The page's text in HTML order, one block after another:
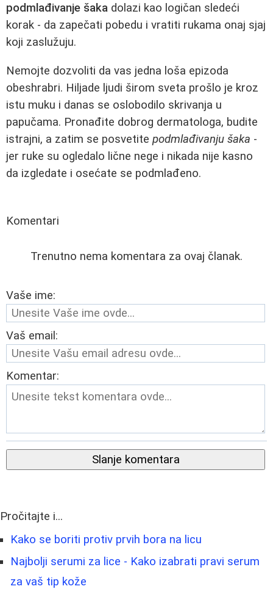
podmlađivanje šaka dolazi kao logičan sledeći
korak - da zapečati pobedu i vratiti rukama onaj sjaj
koji zaslužuju.
Nemojte dozvoliti da vas jedna loša epizoda
obeshrabri. Hiljade ljudi širom sveta prošlo je kroz
istu muku i danas se oslobodilo skrivanja u
papučama. Pronađite dobrog dermatologa, budite
istrajni, a zatim se posvetite podmlađivanju šaka -
jer ruke su ogledalo lične nege i nikada nije kasno
da izgledate i osećate se podmlađeno.
Komentari
Trenutno nema komentara za ovaj članak.
Vaše ime:
Vaš email:
Komentar:
Slanje komentara
Pročitajte i...
Kako se boriti protiv prvih bora na licu
Najbolji serumi za lice - Kako izabrati pravi serum
za vaš tip kože